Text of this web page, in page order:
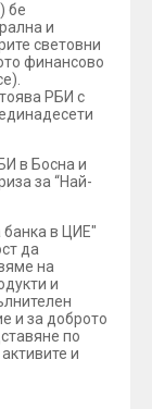
бе
и
световни
финансово
РБИ с
в Босна и
за “Най-
в ЦИЕ"
да
на
и
и за доброто
по
и